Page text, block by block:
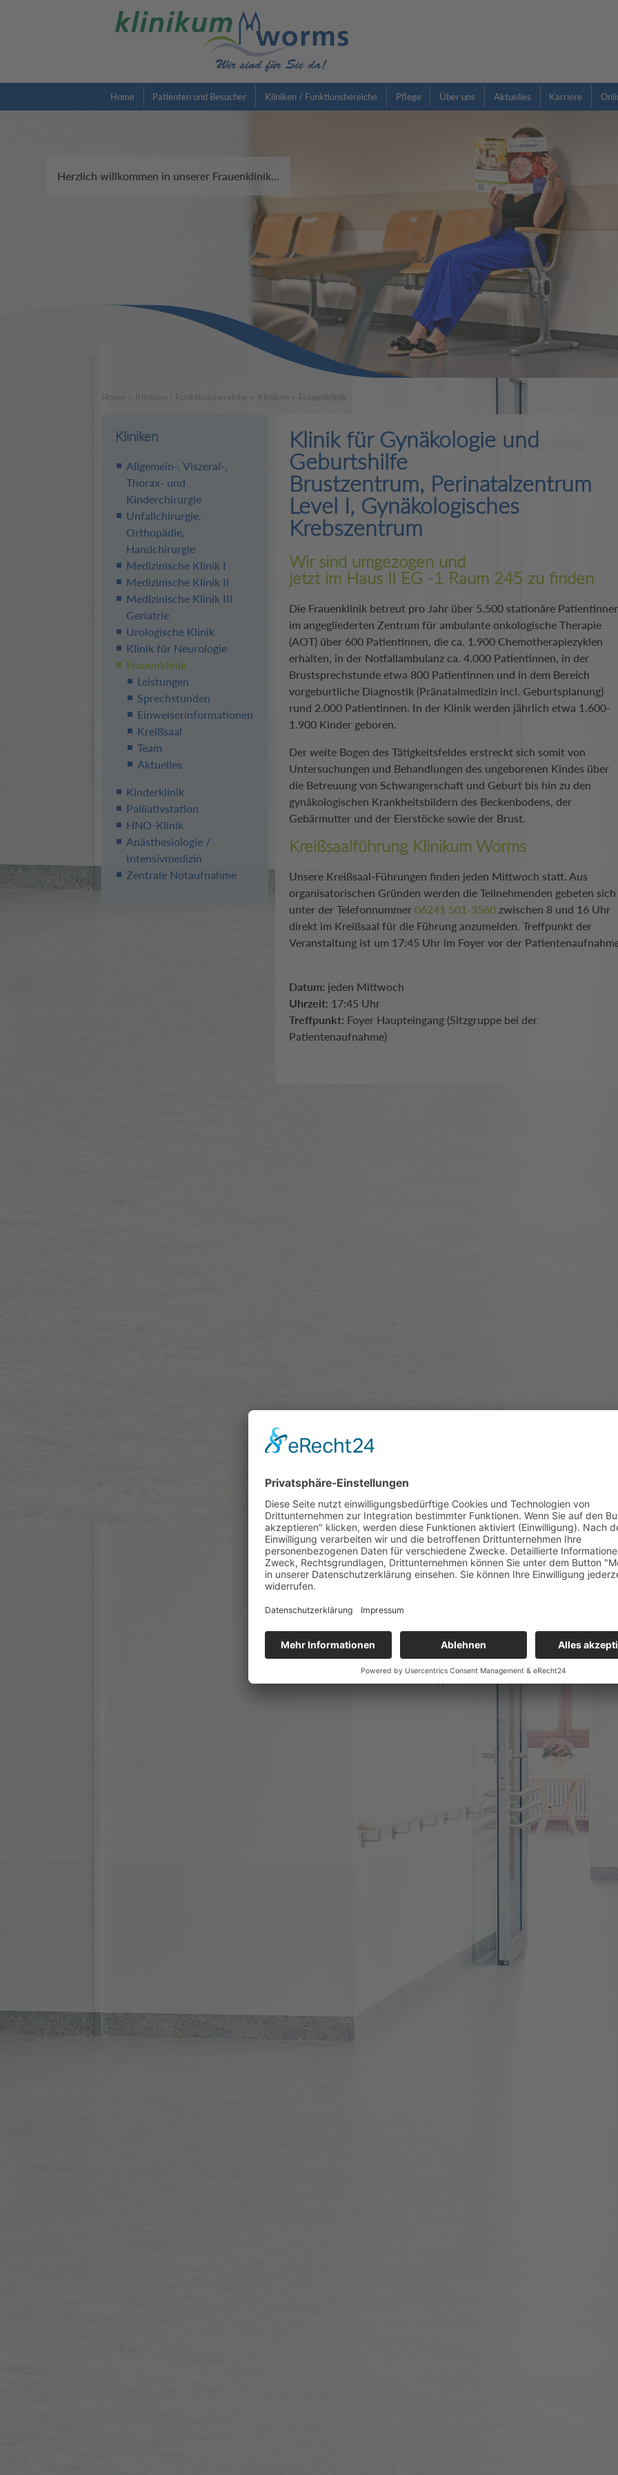
Home Patienten und Besucher Kliniken / Funktionsbereiche Pflege Über uns Aktuelles Karriere
Herzlich willkommen in unserer Frauenklinik...
Beste Betreuung in unserem zertifizierten gynäkologischen Krebszentrum...
Home Kliniken / Funktionsbereiche Kliniken Frauenklinik
Klinik für Gynäkologie und
Geburtshilfe
Brustzentrum, Perinatalzentrum
Level I, Gynäkologisches
Krebszentrum
Wir sind umgezogen und
jetzt im Haus II EG -1 Raum 245 zu finden
Die Frauenklinik betreut pro Jahr über 5.500 stationäre
im angegliederten Zentrum für ambulante onkologische Therapie
(AOT) über 600 Patientinnen, die ca. 1.900 Chemotherapiezyklen
erhalten, in der Notfallambulanz ca. 4.000 Patientinnen, in der
Brustsprechstunde etwa 800 Patientinnen und in dem Bereich
vorgeburtliche Diagnostik (Pränatalmedizin incl. Geburtsplanung)
rund 2.000 Patientinnen. In der Klinik werden jährlich etwa 1.600-
1.900 Kinder geboren.
Der weite Bogen des Tätigkeitsfeldes erstreckt sich somit von
Untersuchungen und Behandlungen des ungeborenen Kindes über
die Betreuung von Schwangerschaft und Geburt bis hin zu den
gynäkologischen Krankheitsbildern des Beckenbodens, der
Gebärmutter und der Eierstöcke sowie der Brust.
Kreißsaalführung Klinikum Worms
Unsere Kreißsaal-Führungen finden jeden Mittwoch statt. Aus
organisatorischen Gründen werden die Teilnehmenden gebeten sich
unter der Telefonnummer 06241 501-3560 zwischen 8 und 16 Uhr
direkt im Kreißsaal für die Führung anzumelden. Treffpunkt der
Veranstaltung ist um 17:45 Uhr im Foyer vor der
Datum: jeden Mittwoch
Uhrzeit: 17:45 Uhr
Treffpunkt: Foyer Haupteingang (Sitzgruppe bei der
Patientenaufnahme)
Kliniken
Allgemein-, Viszeral-,
Thorax- und
Kinderchirurgie
Unfallchirurgie,
Orthopädie,
Handchirurgie
Medizinische Klinik I
Medizinische Klinik II
Medizinische Klinik III
Geriatrie
Urologische Klinik
Klinik für Neurologie
Frauenklinik
Leistungen
Sprechstunden
Einweiserinformationen
Kreißsaal
Team
Aktuelles
Kinderklinik
Palliativstation
HNO-Klinik
Anästhesiologie /
Intensivmedizin
Zentrale Notaufnahme